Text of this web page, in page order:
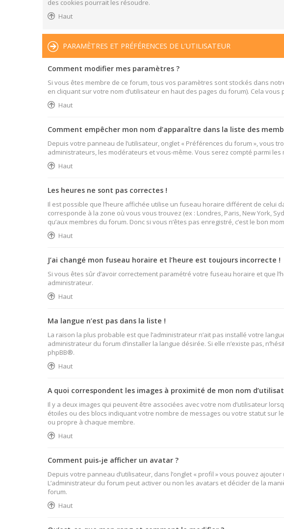
des cookies pourrait les résoudre.
Haut
PARAMÈTRES ET PRÉFÉRENCES DE L’UTILISATEUR
Comment modifier mes paramètres ?
Si vous êtes membre de ce forum, tous vos paramètres sont stockés dans
en cliquant sur votre nom d’utilisateur en haut des pages du forum). Cela
Haut
Comment empêcher mon nom d’apparaître dans la liste des
Depuis votre panneau de l’utilisateur, onglet « Préférences du forum », vous
administrateurs, les modérateurs et vous-même. Vous serez compté parmi les
Haut
Les heures ne sont pas correctes !
Il est possible que l’heure affichée utilise un fuseau horaire différent de celui
corresponde à la zone où vous vous trouvez (ex : Londres, Paris, New York,
qu’aux membres du forum. Donc si vous n’êtes pas enregistré, c’est le bon
Haut
J’ai changé mon fuseau horaire et l’heure est toujours incorrecte !
Si vous êtes sûr d’avoir correctement paramétré votre fuseau horaire et que
administrateur.
Haut
Ma langue n’est pas dans la liste !
La raison la plus probable est que l’administrateur n’ait pas installé votre
administrateur du forum d’installer la langue désirée. Si elle n’existe pas,
phpBB®.
Haut
A quoi correspondent les images à proximité de mon nom
Il y a deux images qui peuvent être associées avec votre nom d’utilisateur
étoiles ou des blocs indiquant votre nombre de messages ou votre statut sur
ou propre à chaque membre.
Haut
Comment puis-je afficher un avatar ?
Depuis votre panneau d’utilisateur, dans l’onglet « profil » vous pouvez
L’administrateur du forum peut activer ou non les avatars et décider de la
forum.
Haut